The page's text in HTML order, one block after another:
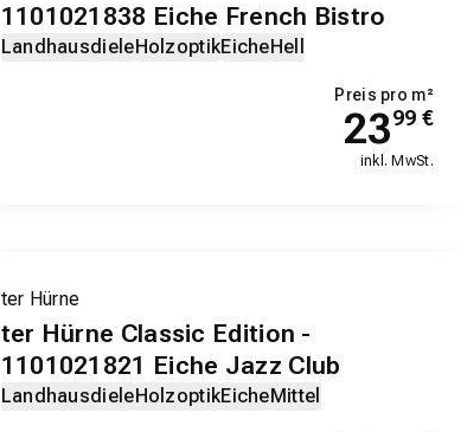
1101021838 Eiche French Bistro
LandhausdieleHolzoptikEicheHell
Preis pro m²
2399 €
inkl. MwSt.
ter Hürne
ter Hürne Classic Edition -
1101021821 Eiche Jazz Club
LandhausdieleHolzoptikEicheMittel